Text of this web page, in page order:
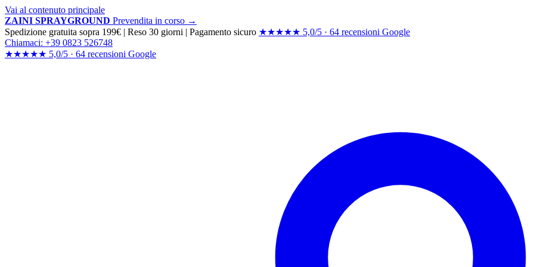
Vai al contenuto principale
ZAINI SPRAYGROUND Prevendita in corso →
Spedizione gratuita sopra 199€ | Reso 30 giorni | Pagamento sicuro ★★★★★ 5,0/5 · 64 recensioni Google
Chiamaci: +39 0823 526748
★★★★★ 5,0/5 · 64 recensioni Google